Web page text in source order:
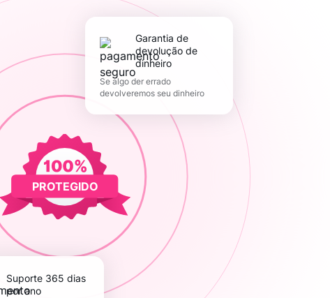
PROTEGIDO
Garantia de
devolução de
dinheiro
Se algo der errado
devolveremos seu dinheiro
Suporte 365 dias
por ano